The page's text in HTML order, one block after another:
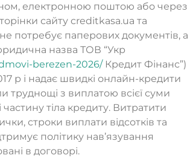
електронною поштою або через
сайту creditkasa.ua та
потребує паперових документів, а
назва ТОВ “Укр
berezen-2026/Кредит Фінанс”)
р і надає швидкі онлайн-кредити
труднощі з виплатою всієї суми
тіла кредиту. Витратити
строки виплати відсотків та
політику нав’язування
в договорі.